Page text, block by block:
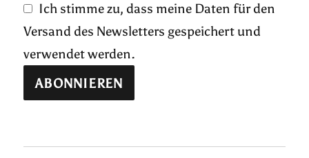
Ich stimme zu, dass meine Daten für den
Versand des Newsletters gespeichert und
verwendet werden.